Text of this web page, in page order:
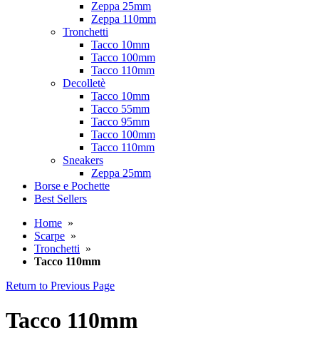
Zeppa 25mm
Zeppa 110mm
Tronchetti
Tacco 10mm
Tacco 100mm
Tacco 110mm
Decolletè
Tacco 10mm
Tacco 55mm
Tacco 95mm
Tacco 100mm
Tacco 110mm
Sneakers
Zeppa 25mm
Borse e Pochette
Best Sellers
Home »
Scarpe »
Tronchetti »
Tacco 110mm
Return to Previous Page
Tacco 110mm